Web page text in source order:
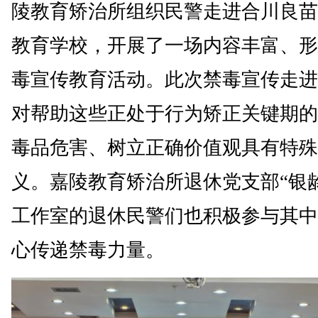
陵教育矫治所组织民警走进合川良
教育学校，开展了一场内容丰富、
毒宣传教育活动。此次禁毒宣传走
对帮助这些正处于行为矫正关键期
毒品危害、树立正确价值观具有特
义。嘉陵教育矫治所退休党支部“银
工作室的退休民警们也积极参与其
心传递禁毒力量。